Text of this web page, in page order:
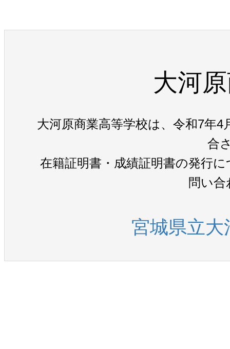
大河
大河原商業高等学校は、令和7年
合
在籍証明書・成績証明書の発行
問い
宮城県立